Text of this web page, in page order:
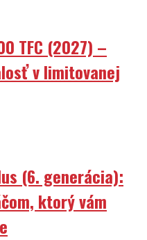
TFC (2027) –
v limitovanej
(6. generácia):
ktorý vám